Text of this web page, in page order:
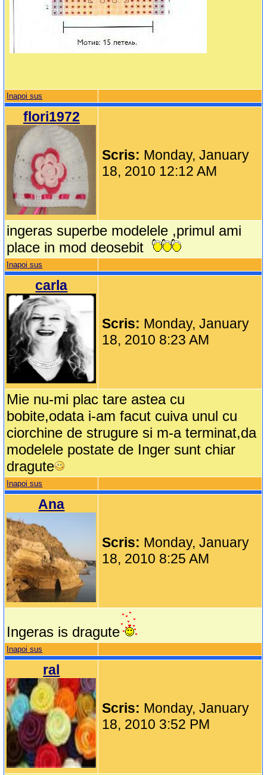
Inapoi sus
flori1972
Scris: Monday, January
18, 2010 12:12 AM
ingeras superbe modelele ,primul ami
place in mod deosebit
Inapoi sus
carla
Scris: Monday, January
18, 2010 8:23 AM
Mie nu-mi plac tare astea cu
bobite,odata i-am facut cuiva unul cu
ciorchine de strugure si m-a terminat,da
modelele postate de Inger sunt chiar
dragute
Inapoi sus
Ana
Scris: Monday, January
18, 2010 8:25 AM
Ingeras is dragute
Inapoi sus
ral
Scris: Monday, January
18, 2010 3:52 PM